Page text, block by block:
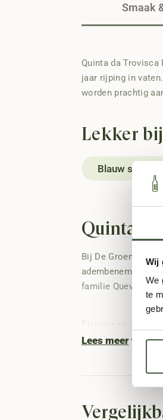
Wij
We
te
Smaak
Quinta da
jaar rijping in
worden prachtig
Lekker bij
Blauw
Quinta
Bij De Groene
adembenemende
familie Quevedo
Quinta Da
Lees meer